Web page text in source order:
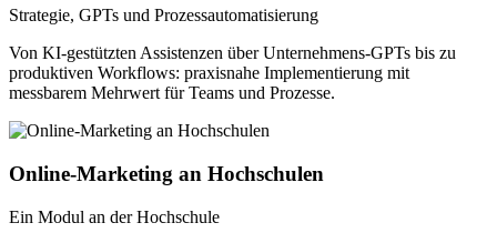
Strategie, GPTs und Prozessautomatisierung
Von KI-gestützten Assistenzen über Unternehmens-GPTs bis zu
produktiven Workflows: praxisnahe Implementierung mit
messbarem Mehrwert für Teams und Prozesse.
Online-Marketing an Hochschulen
Ein Modul an der Hochschule